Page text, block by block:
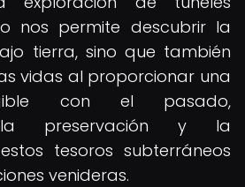
nos permite descubrir la
tierra, sino que también
vidas al proporcionar una
con el pasado,
la preservación y la
tesoros subterráneos
venideras.